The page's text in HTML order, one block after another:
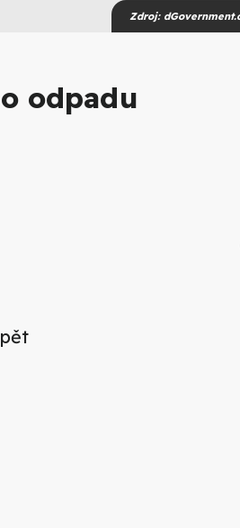
Zdroj:
odpadu